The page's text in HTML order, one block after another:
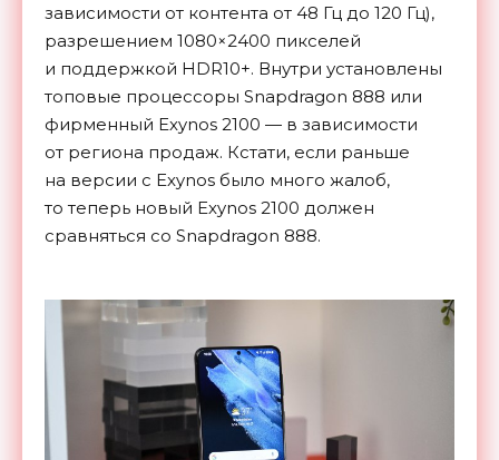
зависимости от контента от 48 Гц до 120 Гц),
разрешением 1080×2400 пикселей
и поддержкой HDR10+. Внутри установлены
топовые процессоры Snapdragon 888 или
фирменный Exynos 2100 — в зависимости
от региона продаж. Кстати, если раньше
на версии с Exynos было много жалоб,
то теперь новый Exynos 2100 должен
сравняться со Snapdragon 888.